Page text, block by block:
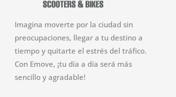
Imagina moverte por la ciudad sin
preocupaciones, llegar a tu destino a
tiempo y quitarte el estrés del tráfico.
Con Emove, ¡tu día a día será más
sencillo y agradable!